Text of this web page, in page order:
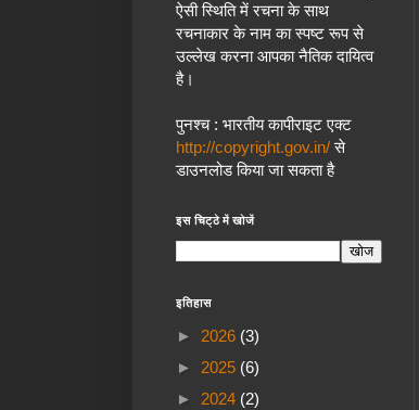
ऐसी स्थिति में रचना के साथ
रचनाकार के नाम का स्पष्ट रूप से
उल्लेख करना आपका नैतिक दायित्व
है।
पुनश्च : भारतीय कापीराइट एक्ट
http://copyright.gov.in/से
डाउनलोड किया जा सकता है
इस चिट्ठे में खोजें
इतिहास
► 2026 (3)
► 2025 (6)
► 2024 (2)